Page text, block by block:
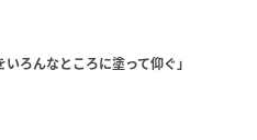
んなところに塗って仰ぐ」